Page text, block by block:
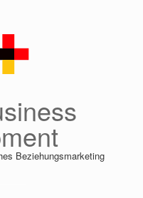
Beziehungsmarketing